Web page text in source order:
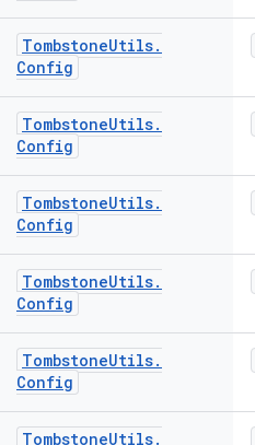
TombstoneUtils.
Config
TombstoneUtils.
Config
TombstoneUtils.
Config
TombstoneUtils.
Config
TombstoneUtils.
Config
TombstoneUtils.